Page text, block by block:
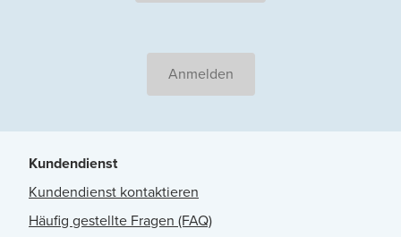
Anmelden
Kundendienst
Kundendienst kontaktieren
Häufig gestellte Fragen (FAQ)